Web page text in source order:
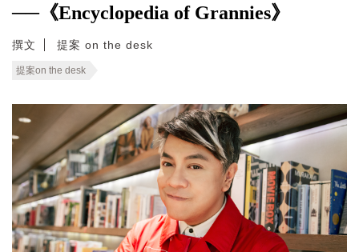
──《Encyclopedia of Grannies》
撰文 提案 on the desk
提案on the desk